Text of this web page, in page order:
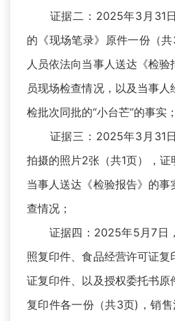
证据二：2025年3月31日
的《现场笔录》原件一份（
人员依法向当事人送达《检验
员现场检查情况，以及当事
检批次同批的“小台芒”的事实；
证据三：2025年3月31日
拍摄的照片2张（共1页），证
当事人送达《检验报告》的事
查情况；
证据四：2025年5月7日
照复印件、食品经营许可证
证复印件、以及授权委托书原
复印件各一份（共3页)，销售